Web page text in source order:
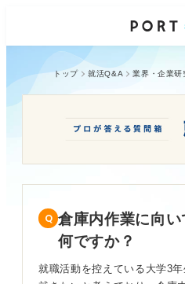
トップ 就活Q&A 業界・企業研
倉庫内作業に向
何ですか？
就職活動を控えている大学3